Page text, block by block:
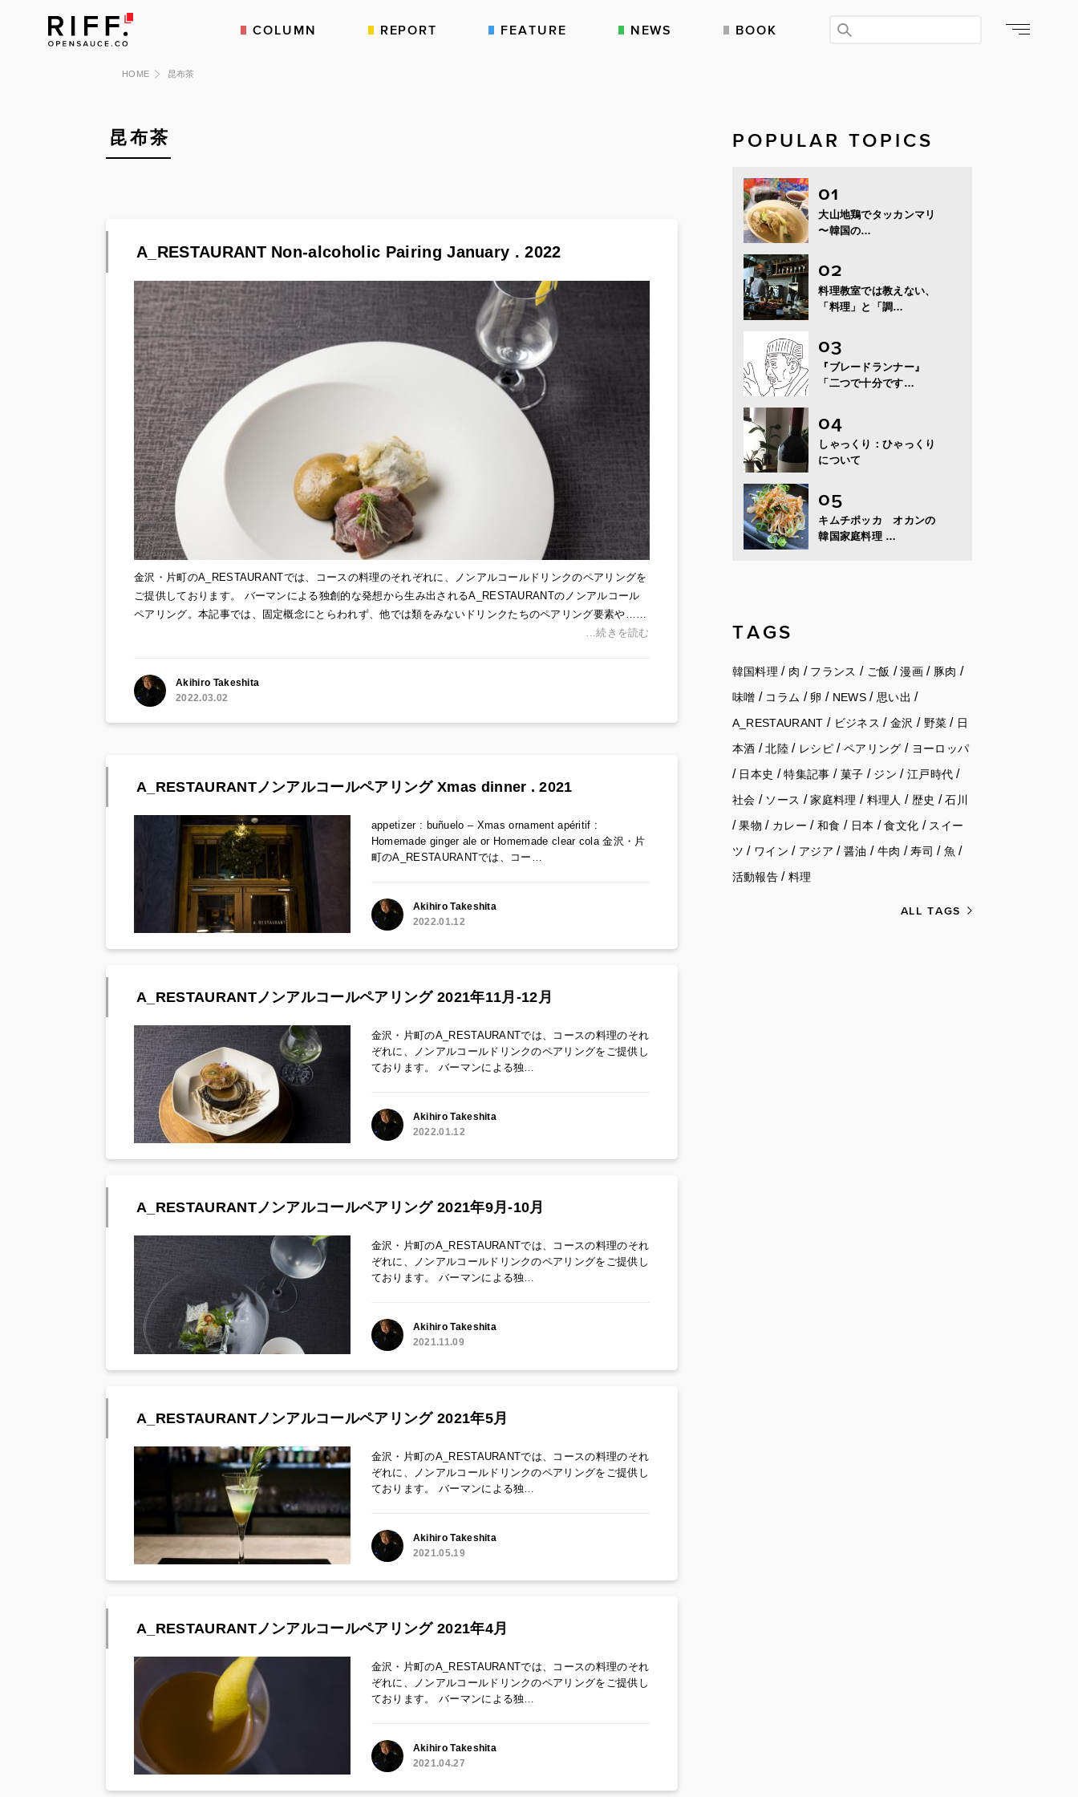
COLUMN REPORT FEATURE NEWS BOOK
HOME 昆布茶
昆布茶
A_RESTAURANT Non-alcoholic Pairing January . 2022
金沢・片町のA_RESTAURANTでは、コースの料理のそれぞれに、ノンアルコールドリンクのペアリングを
ご提供しております。 バーマンによる独創的な発想から生み出されるA_RESTAURANTのノンアルコール
ペアリング。本記事では、固定概念にとらわれず、他では類をみないドリンクたちのペアリング要素や……
…続きを読む
Akihiro Takeshita
2022.03.02
A_RESTAURANTノンアルコールペアリング Xmas dinner . 2021
appetizer : buñuelo – Xmas ornament apéritif :
Homemade ginger ale or Homemade clear cola 金沢・片
町のA_RESTAURANTでは、コー…
Akihiro Takeshita
2022.01.12
A_RESTAURANTノンアルコールペアリング 2021年11月-12月
金沢・片町のA_RESTAURANTでは、コースの料理のそれ
ぞれに、ノンアルコールドリンクのペアリングをご提供し
ております。 バーマンによる独…
Akihiro Takeshita
2022.01.12
A_RESTAURANTノンアルコールペアリング 2021年9月-10月
金沢・片町のA_RESTAURANTでは、コースの料理のそれ
ぞれに、ノンアルコールドリンクのペアリングをご提供し
ております。 バーマンによる独…
Akihiro Takeshita
2021.11.09
A_RESTAURANTノンアルコールペアリング 2021年5月
金沢・片町のA_RESTAURANTでは、コースの料理のそれ
ぞれに、ノンアルコールドリンクのペアリングをご提供し
ております。 バーマンによる独…
Akihiro Takeshita
2021.05.19
A_RESTAURANTノンアルコールペアリング 2021年4月
金沢・片町のA_RESTAURANTでは、コースの料理のそれ
ぞれに、ノンアルコールドリンクのペアリングをご提供し
ております。 バーマンによる独…
Akihiro Takeshita
2021.04.27
POPULAR TOPICS
大山地鶏でタッカンマリ
〜韓国の…
料理教室では教えない、
「料理」と「調…
『ブレードランナー』
「二つで十分です…
しゃっくり：ひゃっくり
について
キムチポッカ オカンの
韓国家庭料理 …
TAGS
韓国料理 / 肉 / フランス / ご飯 /漫画/ 豚肉 /
味噌 / コラム / 卵 / NEWS/ 思い出 /
A_RESTAURANT / ビジネス / 金沢 / 野菜 / 日
本酒 /北陸 / レシピ / ペアリング / ヨーロッパ
/ 日本史 /特集記事 / 菓子 / ジン / 江戸時代 /
社会 / ソース /家庭料理 / 料理人 / 歴史 /石川
/果物 / カレー /和食 / 日本 /食文化 / スイー
ツ / ワイン / アジア /醤油 / 牛肉 /寿司 / 魚 /
活動報告 /料理
ALL TAGS